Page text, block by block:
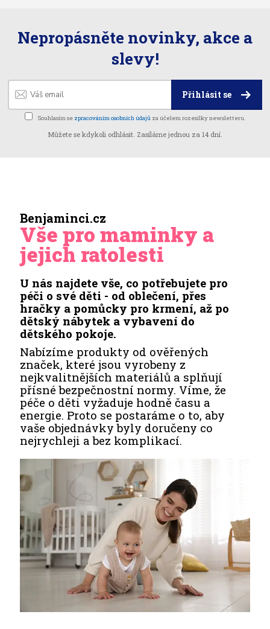
Nepropásněte novinky, akce a
slevy!
Přihlásit se
Souhlasím se zpracováním osobních údajů za účelem rozesílky newsletteru.
Můžete se kdykoli odhlásit. Zasíláme jednou za 14 dní.
Benjaminci.cz
Vše pro maminky a
jejich ratolesti
U nás najdete vše, co potřebujete pro
péči o své děti - od oblečení, přes
hračky a pomůcky pro krmení, až po
dětský nábytek a vybavení do
dětského pokoje.
Nabízíme produkty od ověřených
značek, které jsou vyrobeny z
nejkvalitnějších materiálů a splňují
přísné bezpečnostní normy. Víme, že
péče o děti vyžaduje hodně času a
energie. Proto se postaráme o to, aby
vaše objednávky byly doručeny co
nejrychleji a bez komplikací.